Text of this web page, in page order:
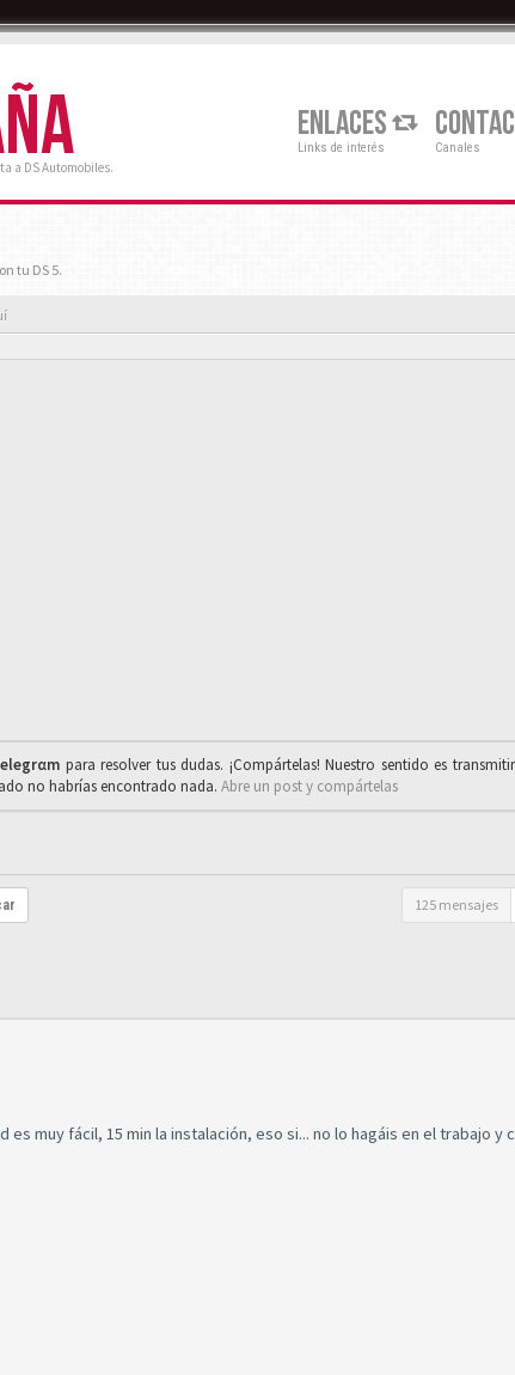
a DS Automobiles.
ENLACES
Links de interés Canales
tu DS 5.
para resolver tus dudas. ¡Compártelas! Nuestro sentido es
no habrías encontrado nada. Abre un post y compártelas
125 mensajes
muy fácil, 15 min la instalación, eso si... no lo hagáis en el trabajo y